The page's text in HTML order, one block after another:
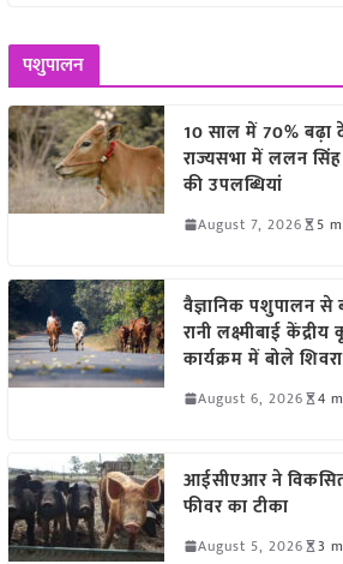
पशुपालन
10 साल में 70% बढ़ा
राज्यसभा में ललन सिंह
की उपलब्धियां
August 7, 2026 5
वैज्ञानिक पशुपालन से
रानी लक्ष्मीबाई
कार्यक्रम में बोले
August 6, 2026 4
आईसीएआर ने विकसित
फीवर का टीका
August 5, 2026 3